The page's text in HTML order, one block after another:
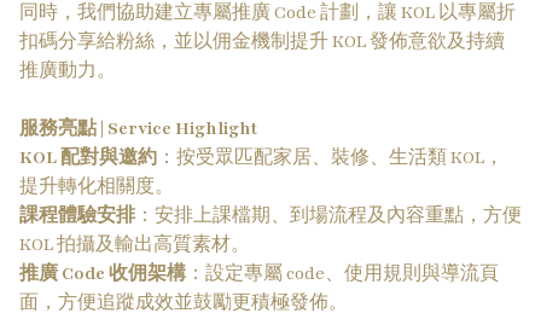
同時，我們協助建立專屬推廣 Code 計劃，讓 KOL 以專屬折
扣碼分享給粉絲，並以佣金機制提升 KOL 發佈意欲及持續
推廣動力。
服務亮點 | Service Highlight
KOL 配對與邀約 ：按受眾匹配家居、裝修、生活類 KOL，
提升轉化相關度。​
課程體驗安排 ：安排上課檔期、到場流程及內容重點，方便
KOL 拍攝及輸出高質素材。​
推廣 Code 收佣架構 ：設定專屬 code、使用規則與導流頁
面，方便追蹤成效並鼓勵更積極發佈。​